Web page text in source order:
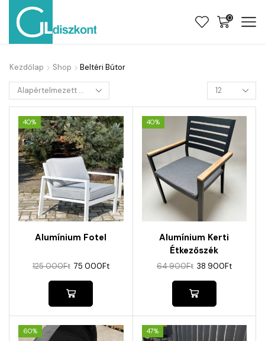
0
Kezdőlap Shop Beltéri Bútor
40%
Alumínium Fotel
125 000Ft 75 000Ft
40%
Alumínium Kerti
Étkezőszék
64 900Ft 38 900Ft
60% 47%